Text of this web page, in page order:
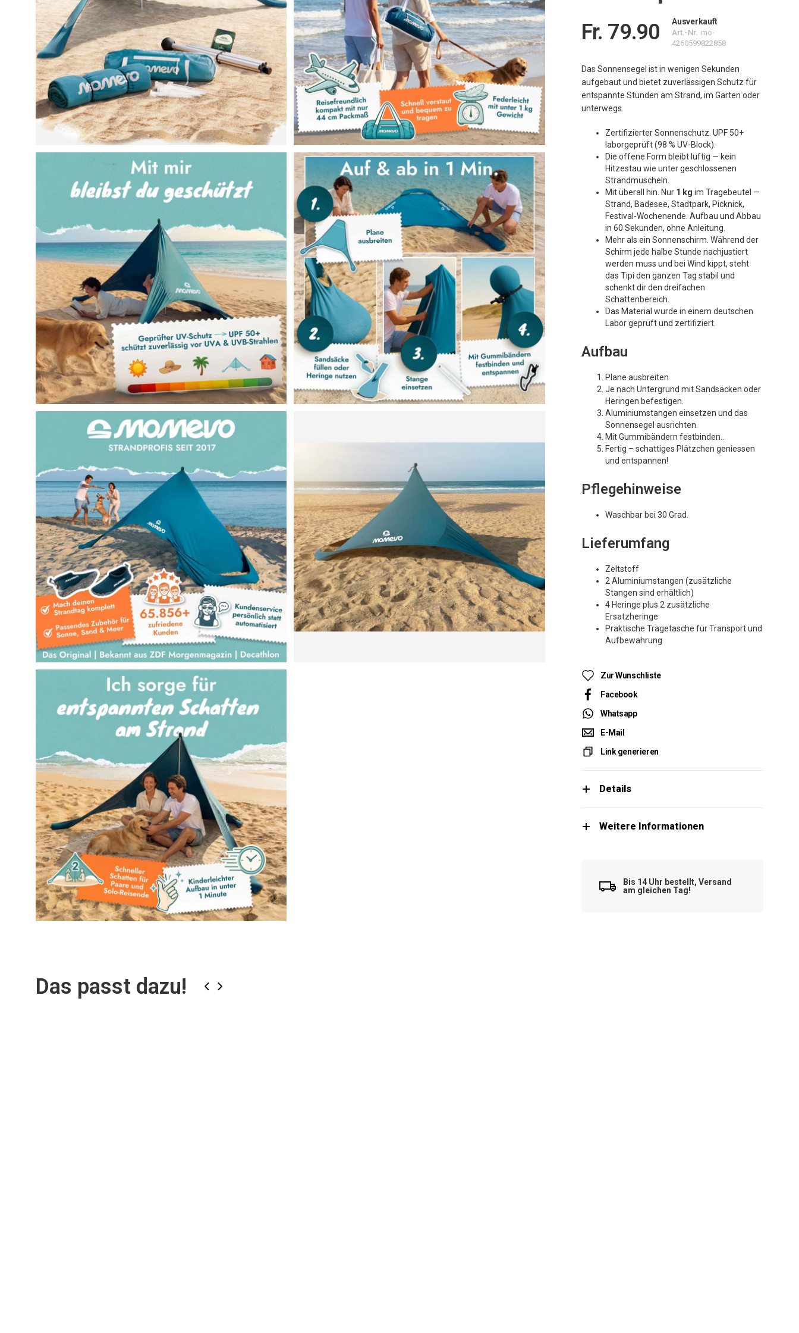
springen
Fr. 79.90 Ausverkauft
Art.-Nr. mo-
4260599822858
Das Sonnensegel ist in wenigen Sekunden
aufgebaut und bietet zuverlässigen Schutz für
entspannte Stunden am Strand, im Garten oder
unterwegs.
Zertifizierter Sonnenschutz. UPF 50+
laborgeprüft (98 % UV-Block).
Die offene Form bleibt luftig — kein
Hitzestau wie unter geschlossenen
Strandmuscheln.
Mit überall hin. Nur 1 kg im Tragebeutel —
Strand, Badesee, Stadtpark, Picknick,
Festival-Wochenende. Aufbau und Abbau
in 60 Sekunden, ohne Anleitung.
Mehr als ein Sonnenschirm. Während der
Schirm jede halbe Stunde nachjustiert
werden muss und bei Wind kippt, steht
das Tipi den ganzen Tag stabil und
schenkt dir den dreifachen
Schattenbereich.
Das Material wurde in einem deutschen
Labor geprüft und zertifiziert.
Aufbau
Plane ausbreiten
Je nach Untergrund mit Sandsäcken oder
Heringen befestigen.
Aluminiumstangen einsetzen und das
Sonnensegel ausrichten.
Mit Gummibändern festbinden..
Fertig – schattiges Plätzchen geniessen
und entspannen!
Pflegehinweise
Waschbar bei 30 Grad.
Lieferumfang
Zeltstoff
2 Aluminiumstangen (zusätzliche
Stangen sind erhältlich)
4 Heringe plus 2 zusätzliche
Ersatzheringe
Praktische Tragetasche für Transport und
Aufbewahrung
Zur Wunschliste
Facebook
Whatsapp
E-Mail
Link generieren
Details
Weitere Informationen
Bis 14 Uhr bestellt, Versand
am gleichen Tag!
Das passt dazu! ‹ ›